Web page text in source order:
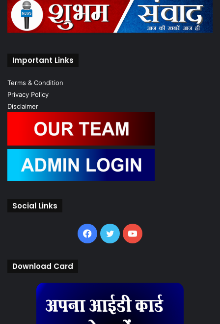
Important Links
Terms & Condition
Privacy Policy
Disclaimer
Social Links
Facebook
TwitterYouTube
Download Card